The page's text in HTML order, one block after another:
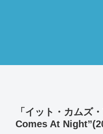
「イット・カムズ
Comes At